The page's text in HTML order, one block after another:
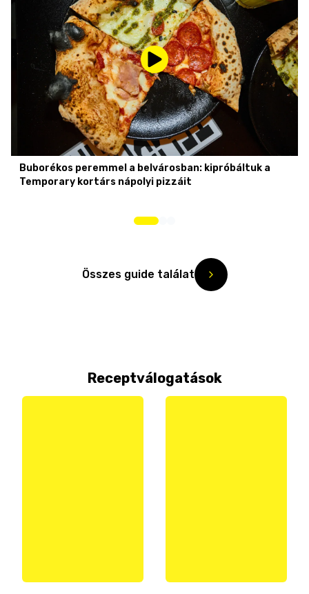
Buborékos peremmel a belvárosban: kipróbáltuk a
Temporary kortárs nápolyi pizzáit
Összes guide találat
Receptválogatások